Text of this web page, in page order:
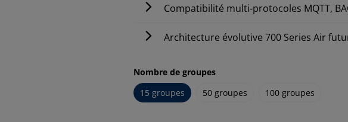
Compatibilité multi-protocoles MQTT,
Architecture évolutive 700 Series Air
Nombre de groupes
15 groupes
50 groupes 100 groupes